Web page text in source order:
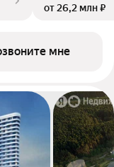
от 26,2 млн ₽
мне